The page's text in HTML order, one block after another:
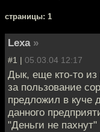
cтраницы: 1
Lexa »
#1 | 05.03.04 12:17
Дык, еще кто-то из
за пользование
предложил в куче
данного
"Деньги не пахнут"